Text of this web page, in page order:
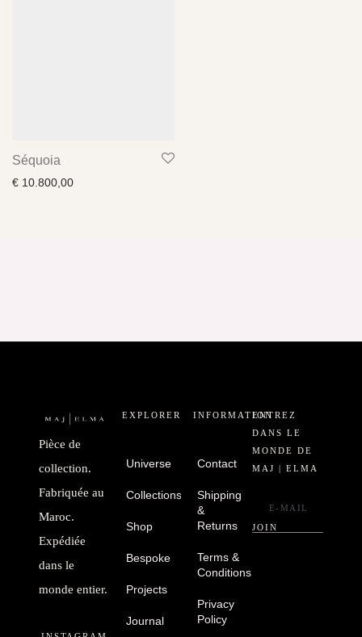
Séquoia
€ 10.800,00
Pièce de
collection.
Fabriquée au
Maroc.
Expédiée
dans le
monde entier.
EXPLORER
Universe
Collections
Shop
Bespoke
Projects
Journal
INFORMATION
Contact
Shipping
&
Returns
Terms &
Conditions
Privacy
Policy
ENTREZ
DANS LE
MONDE DE
MAJ | ELMA
JOIN